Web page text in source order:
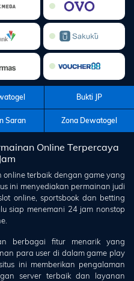
Bukti JP
Saran Zona Dewatogel
Online Terpercaya
terbaik dengan game yang
ini menyediakan permainan judi
online, sportsbook dan betting
siap menemani 24 jam nonstop
berbagai fitur menarik yang
para user di dalam game play
ini memberikan pengalaman
server terbaik dan layanan